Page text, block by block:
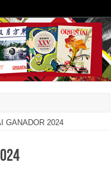
GANADOR 2024